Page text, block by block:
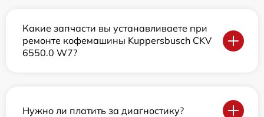
Какие запчасти вы устанавливаете при
ремонте кофемашины Kuppersbusch CKV
6550.0 W7?
Нужно ли платить за диагностику?